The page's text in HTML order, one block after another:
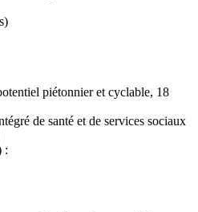
piétonnier et cyclable, 18
de santé et de services sociaux
: